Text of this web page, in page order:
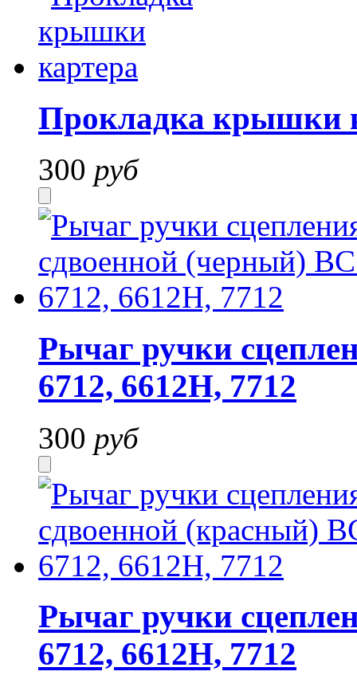
Прокладка крышки
300 руб
Рычаг ручки
6712, 6612H, 7712
300 руб
Рычаг ручки
6712, 6612H, 7712